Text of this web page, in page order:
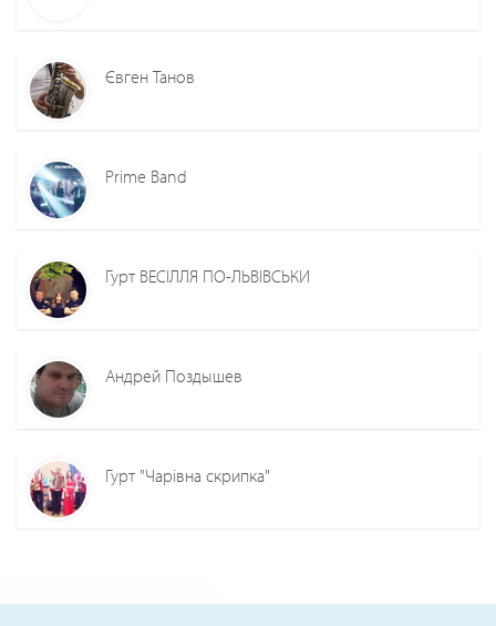
Євген Танов
Prime Band
Гурт ВЕСІЛЛЯ ПО-ЛЬВІВСЬКИ
Андрей Поздышев
Гурт "Чарівна скрипка"